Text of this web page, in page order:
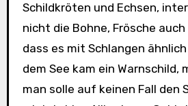
Schildkröten und Echsen,
nicht die Bohne, Frösche
dass es mit Schlangen
dem See kam ein Warnschild,
man solle auf keinen Fall den